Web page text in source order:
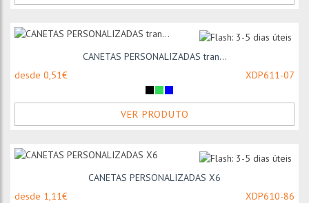
CANETAS PERSONALIZADAS tran...
desde 0,51€
XDP611-07
VER PRODUTO
CANETAS PERSONALIZADAS X6
desde 1,11€
XDP610-86